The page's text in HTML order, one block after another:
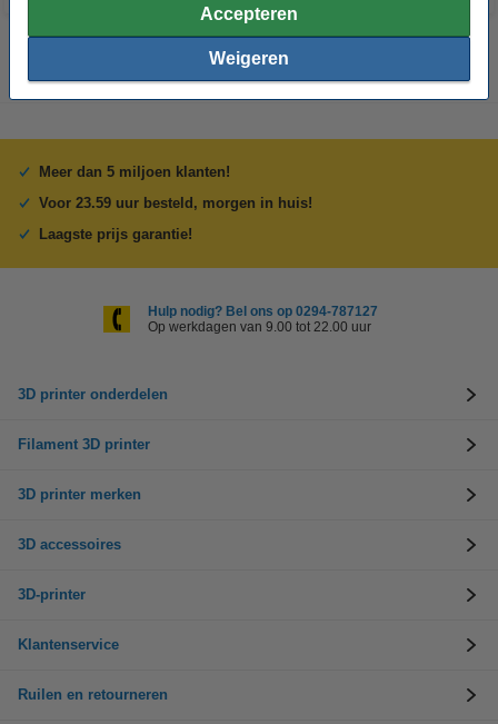
Accepteren
Weigeren
Meer dan 5 miljoen klanten!
Voor 23.59 uur besteld, morgen in huis!
Laagste prijs garantie!
Hulp nodig? Bel ons op 0294-787127
Op werkdagen van 9.00 tot 22.00 uur
3D printer onderdelen
Filament 3D printer
3D printer merken
3D accessoires
3D-printer
Klantenservice
Ruilen en retourneren